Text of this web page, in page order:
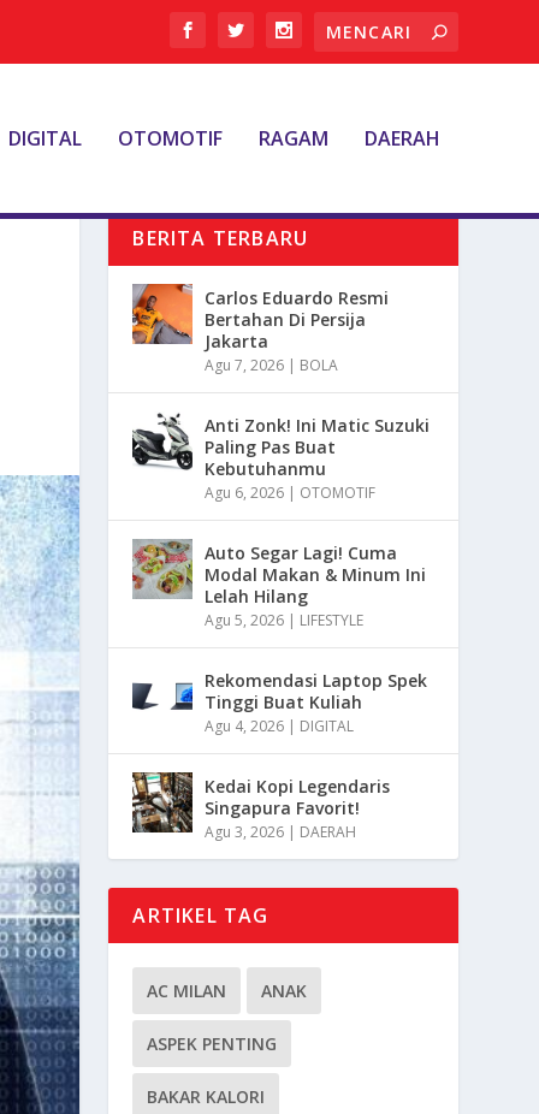
DIGITAL OTOMOTIF RAGAM DAERAH
BERITA TERBARU
Carlos Eduardo Resmi
Bertahan Di Persija
Jakarta
Agu 7, 2026 | BOLA
Anti Zonk! Ini Matic Suzuki
Paling Pas Buat
Kebutuhanmu
Agu 6, 2026 | OTOMOTIF
Auto Segar Lagi! Cuma
Modal Makan & Minum Ini
Lelah Hilang
Agu 5, 2026 | LIFESTYLE
Rekomendasi Laptop Spek
Tinggi Buat Kuliah
Agu 4, 2026 | DIGITAL
Kedai Kopi Legendaris
Singapura Favorit!
Agu 3, 2026 | DAERAH
ARTIKEL TAG
AC MILAN ANAK
ASPEK PENTING
BAKAR KALORI